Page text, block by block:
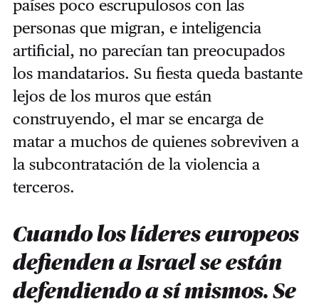
países poco escrupulosos con las
personas que migran, e inteligencia
artificial, no parecían tan preocupados
los mandatarios. Su fiesta queda bastante
lejos de los muros que están
construyendo, el mar se encarga de
matar a muchos de quienes sobreviven a
la subcontratación de la violencia a
terceros.
Cuando los líderes europeos
defienden a Israel se están
defendiendo a sí mismos. Se